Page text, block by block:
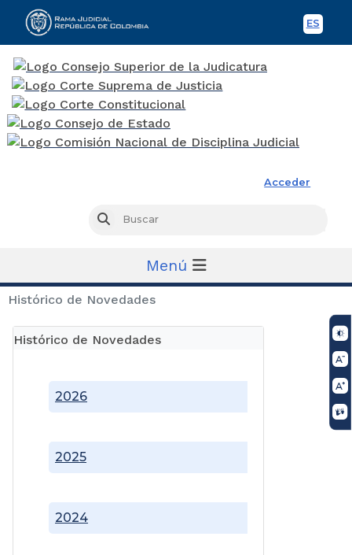
ES
Acceder
Buscar
Menú
Histórico de Novedades
Histórico de Novedades
2024
2025
2026